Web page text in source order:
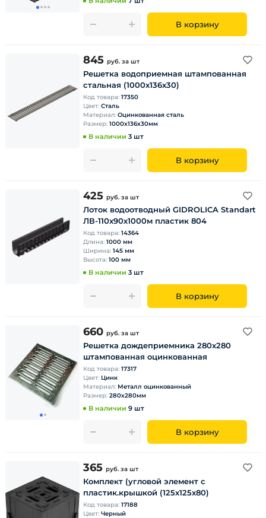
В корзину
845 руб. за шт
Решетка водоприемная штампованная
стальная (1000х136х30)
Код товара: 17350
Цвет: Сталь
Материал: Оцинкованная сталь
Размер: 1000х136х30мм
В наличии 3 шт
В корзину
425 руб. за шт
Лоток водоотводный GIDROLICA Standart
ЛВ-110х90х1000м пластик 804
Код товара: 14364
Длина: 1000 мм
Ширина: 145 мм
Высота: 100 мм
В наличии 3 шт
В корзину
660 руб. за шт
Решетка дождеприемника 280х280
штампованная оцинкованная
Код товара: 17317
Цвет: Цинк
Материал: Металл оцинкованный
Размер: 280х280мм
В наличии 9 шт
В корзину
365 руб. за шт
Комплект (угловой элемент с
пластик.крышкой (125х125х80)
Код товара: 17188
Цвет: Черный